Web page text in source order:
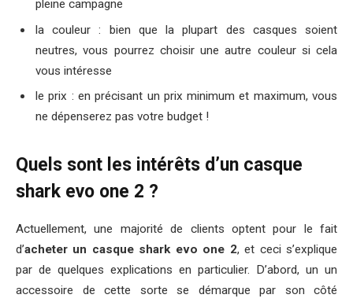
pleine campagne
la couleur : bien que la plupart des casques soient
neutres, vous pourrez choisir une autre couleur si cela
vous intéresse
le prix : en précisant un prix minimum et maximum, vous
ne dépenserez pas votre budget !
Quels sont les intérêts d’un casque
shark evo one 2 ?
Actuellement, une majorité de clients optent pour le fait
d’acheter un casque shark evo one 2, et ceci s’explique
par de quelques explications en particulier. D’abord, un un
accessoire de cette sorte se démarque par son côté